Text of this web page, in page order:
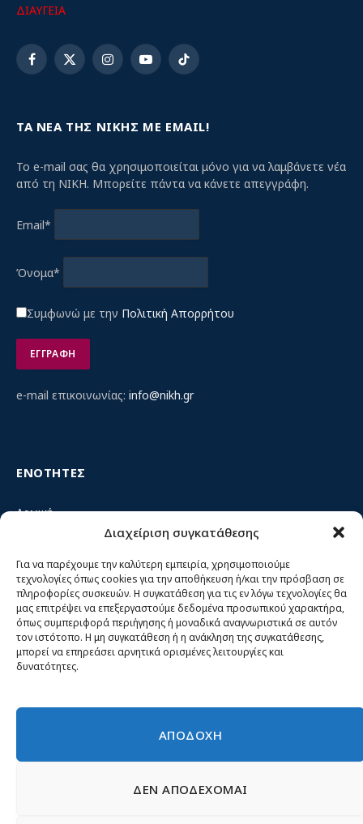
Διαχείριση συγκατάθεσης
Για να παρέχουμε την καλύτερη εμπειρία, χρησιμοποιούμε
τεχνολογίες όπως cookies για την αποθήκευση ή/και την πρόσβαση σε
πληροφορίες συσκευών. Η συγκατάθεση για τις εν λόγω τεχνολογίες θα
μας επιτρέψει να επεξεργαστούμε δεδομένα προσωπικού χαρακτήρα,
όπως συμπεριφορά περιήγησης ή μοναδικά αναγνωριστικά σε αυτόν
τον ιστότοπο. Η μη συγκατάθεση ή η ανάκληση της συγκατάθεσης,
μπορεί να επηρεάσει αρνητικά ορισμένες λειτουργίες και
δυνατότητες.
ΑΠΟΔΟΧΗ
ΔΕΝ ΑΠΟΔΕΧΟΜΑΙ
ΔΙΑΥΓΕΙΑ
Facebook
X
InstagramYouTubeTikTok
ΤΑ ΝΕΑ ΤΗΣ ΝΙΚΗΣ ΜΕ EMAIL!
Το e-mail σας θα χρησιμοποιείται μόνο για να λαμβάνετε νέα
από τη ΝΙΚΗ. Μπορείτε πάντα να κάνετε απεγγράφη.
Email*
Όνομα*
Συμφωνώ με την Πολιτική Απορρήτου
e-mail επικοινωνίας: info@nikh.gr
ΕΝΟΤΗΤΕΣ
Αρχική
Κίνημα ΝΙΚΗ – Ποιοι είμαστε, αρχές & δράση
Θέσεις
Πρόσωπα
Όργανα και ομάδες
Βίντεο
Δελτία Τύπου
© 2026 Νίκη